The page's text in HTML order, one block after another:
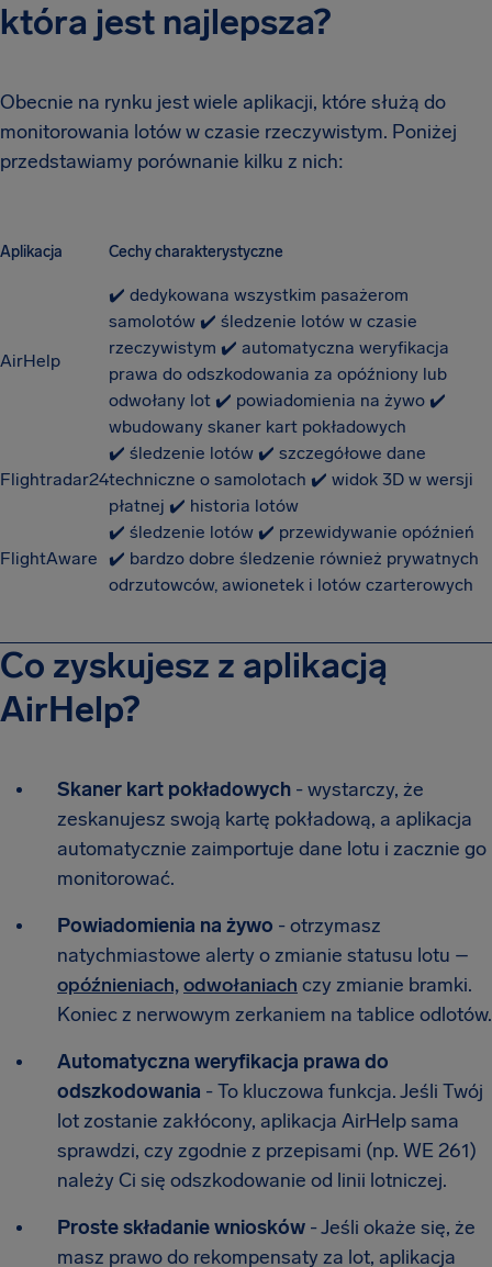
która jest najlepsza?
Obecnie na rynku jest wiele aplikacji, które służą do
monitorowania lotów w czasie rzeczywistym. Poniżej
przedstawiamy porównanie kilku z nich:
Aplikacja Cechy charakterystyczne
AirHelp
✔️ dedykowana wszystkim pasażerom
samolotów ✔️ śledzenie lotów w czasie
rzeczywistym ✔️ automatyczna weryfikacja
prawa do odszkodowania za opóźniony lub
odwołany lot ✔️ powiadomienia na żywo ✔️
wbudowany skaner kart pokładowych
Flightradar24
✔️ śledzenie lotów ✔️ szczegółowe dane
techniczne o samolotach ✔️ widok 3D w wersji
płatnej ✔️ historia lotów
FlightAware
✔️ śledzenie lotów ✔️ przewidywanie opóźnień
✔️ bardzo dobre śledzenie również prywatnych
odrzutowców, awionetek i lotów czarterowych
Co zyskujesz z aplikacją
AirHelp?
Skaner kart pokładowych - wystarczy, że
zeskanujesz swoją kartę pokładową, a aplikacja
automatycznie zaimportuje dane lotu i zacznie go
monitorować.
Powiadomienia na żywo - otrzymasz
natychmiastowe alerty o zmianie statusu lotu –
opóźnieniach,odwołaniach czy zmianie bramki.
Koniec z nerwowym zerkaniem na tablice odlotów.
Automatyczna weryfikacja prawa do
odszkodowania - To kluczowa funkcja. Jeśli Twój
lot zostanie zakłócony, aplikacja AirHelp sama
sprawdzi, czy zgodnie z przepisami (np. WE 261)
należy Ci się odszkodowanie od linii lotniczej.
Proste składanie wniosków - Jeśli okaże się, że
masz prawo do rekompensaty za lot, aplikacja